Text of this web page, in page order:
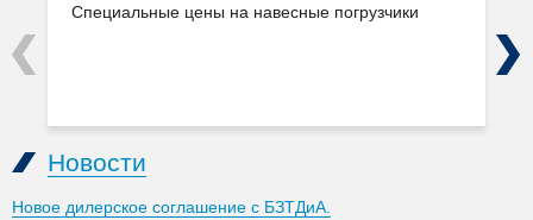
Специальные цены на навесные погрузчики
Previous Next
Новости
Новое дилерское соглашение с БЗТДиА.